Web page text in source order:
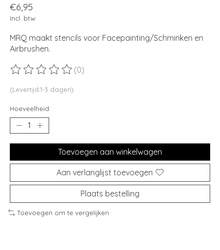
€6,95
Incl. btw
MRQ maakt stencils voor Facepainting/Schminken en
Airbrushen.
De beoordeling van dit product is
(0)
(Levertijd:1-3 dagen)
Hoeveelheid:
Toevoegen aan winkelwagen
Aan verlanglijst toevoegen
Plaats bestelling
Toevoegen om te vergelijken